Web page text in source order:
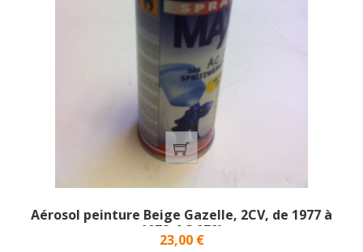
Aérosol peinture Beige Gazelle, 2CV, de 1977 à
1978_AC 079}
Prix
23,00 €